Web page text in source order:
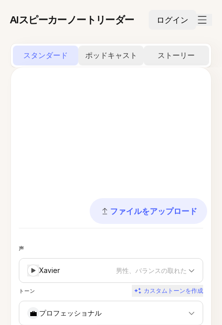
AIスピーカーノートリーダー ログイン
スタンダード ポッドキャスト ストーリー
ファイルをアップロード
声
Xavier 男性、バランスの取れた
トーン カスタムトーンを作成
💼 プロフェッショナル